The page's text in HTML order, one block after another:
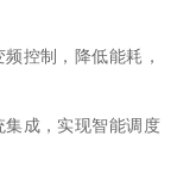
控制，降低能耗，
成，实现智能调度